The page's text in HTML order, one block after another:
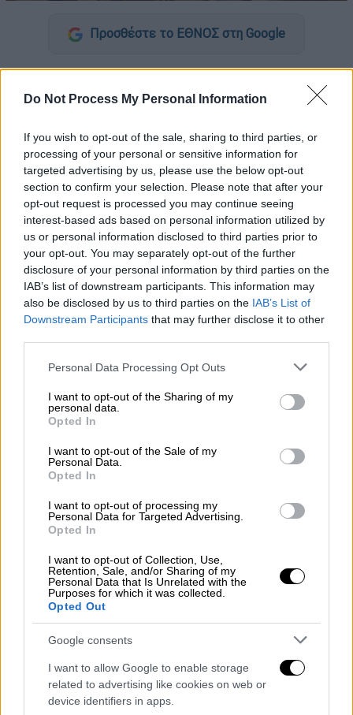
Do Not Process My Personal Information
If you wish to opt-out of the sale, sharing to third parties, or
processing of your personal or sensitive information for
targeted advertising by us, please use the below opt-out
section to confirm your selection. Please note that after your
opt-out request is processed you may continue seeing
interest-based ads based on personal information utilized by
us or personal information disclosed to third parties prior to
your opt-out. You may separately opt-out of the further
disclosure of your personal information by third parties on the
IAB’s list of downstream participants. This information may
also be disclosed by us to third parties on the IAB’s List of
Downstream Participants that may further disclose it to other
Please note that this website/app uses one or more Google
not limited to your visit or usage behaviour. You may click to
grant or deny consent to Google and its third-party tags to
use your data for below specified purposes in below Google
consent section.
Personal Data Processing Opt Outs
I want to opt-out of the Sharing of my
personal data.
Opted In
I want to opt-out of the Sale of my
Personal Data.
Opted In
I want to opt-out of processing my
Personal Data for Targeted Advertising.
Opted In
I want to opt-out of Collection, Use,
Retention, Sale, and/or Sharing of my
Personal Data that Is Unrelated with the
Purposes for which it was collected.
Opted Out
Google consents
I want to allow Google to enable storage
related to advertising like cookies on web or
device identifiers in apps.
Προσθέστε το ΕΘΝΟΣ στη Google
Στις 16 Απριλίου κυκλοφορεί η διευρυμένη
επανέκδοση του « John Lennon/Plastic Ono
βιντεοκλίπ του «Look at Me»
περιλαμβάνονται πλάνα 8mm που είχαν
τραβηχτεί στο σπίτι τουJohn Lennonκαι
τηςYoko Onoπου για πρώτη φορά έρχονται
στη δημοσιότητα.
Το βιντεοκλίπ – στο οποίο γίνεται επίσης
χρήση του «Ultimate Mix» του «Look at Me» –
παρουσιάζονται πλάνα μεταξύ των
γυρισμάτων για δύο μικρού μήκους ταινίες
William Wareing, στο σπίτι του Lennon στο
Κένγουντ, το 1968). Τα πλάνα, σε διπλή
οθόνη – το κοινό τα είδε για πρώτη φορά
τους από το John Lennon Estate –, δίνουν τη
δυνατότητα μιας ματιάς στη ζωή του John
και της Yoko στο σπίτι αλλά και στον John
να γρατζουνάει την κιθάρα του.